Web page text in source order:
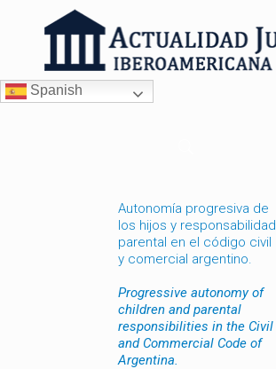
Spanish
Autonomía progresiva de
los hijos y responsabilidad
parental en el código civil
y comercial argentino.
Progressive autonomy of
children and parental
responsibilities in the Civil
and Commercial Code of
Argentina.